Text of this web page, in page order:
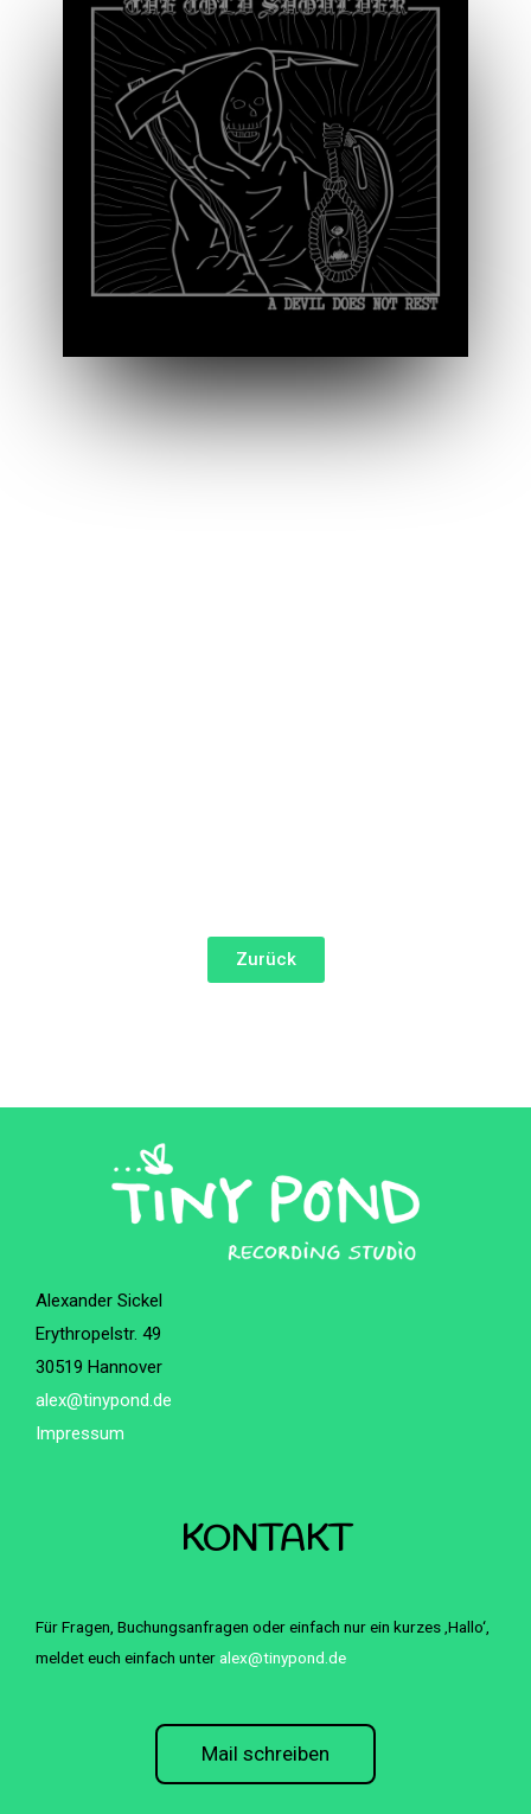
Zurück
Alexander Sickel
Erythropelstr. 49
30519 Hannover
alex@tinypond.de
Impressum
KONTAKT
Für Fragen, Buchungsanfragen oder einfach nur ein kurzes ‚Hallo‘,
meldet euch einfach unteralex@tinypond.de
Mail schreiben